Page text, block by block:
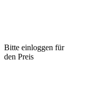
Bitte einloggen für
den Preis